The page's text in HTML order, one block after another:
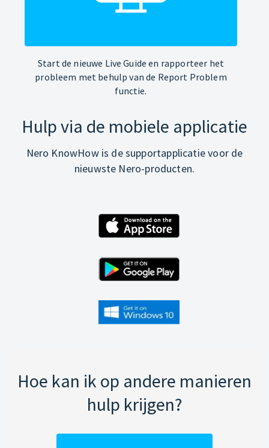
Start de nieuwe Live Guide en rapporteer het
probleem met behulp van de Report Problem
functie.
Hulp via de mobiele applicatie
Nero KnowHow is de supportapplicatie voor de
nieuwste Nero-producten.
Hoe kan ik op andere manieren
hulp krijgen?